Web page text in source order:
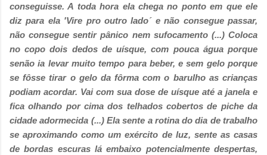
conseguisse. A toda hora ela chega no ponto em que ele
diz para ela 'Vire pro outro lado´ e não consegue passar,
não consegue sentir pânico nem sufocamento (...)Coloca
no copo dois dedos de uísque, com pouca água porque
senão ia levar muito tempo para beber, e sem gelo porque
se fôsse tirar o gelo da fôrma com o barulho as crianças
podiam acordar. Vai com sua dose de uísque até a janela e
fica olhando por cima dos telhados cobertos de piche da
cidade adormecida (...) Ela sente a rotina do dia de trabalho
se aproximando como um exército de luz, sente as casas
de bordas escuras lá embaixo potencialmente despertas,